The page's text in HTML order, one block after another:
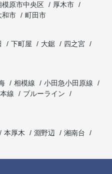
模原市中央区
厚木市
和市
町田市
下町屋 大鋸
四之宮
相模線
小田急小田原線
線
ブルーライン
本厚木 淵野辺
湘南台